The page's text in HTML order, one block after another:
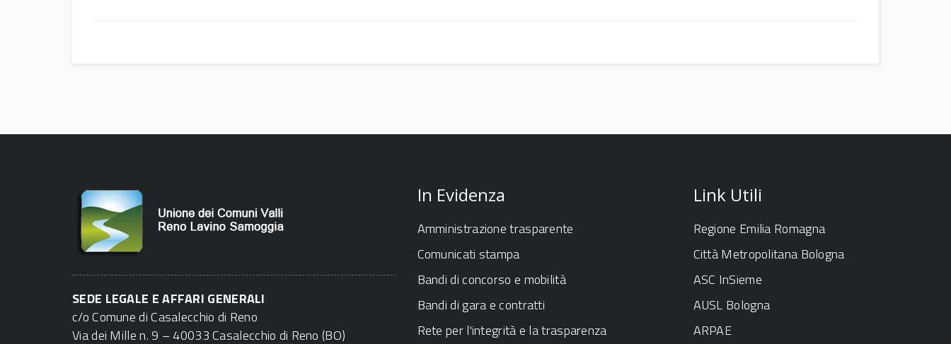
SEDE LEGALE E AFFARI GENERALI
c/o Comune di Casalecchio di Reno
Via dei Mille n. 9 – 40033 Casalecchio di Reno (BO)
In Evidenza
Amministrazione trasparente
Comunicati stampa
Bandi di concorso e mobilità
Bandi di gara e contratti
Rete per l'integrità e la trasparenza
Link Utili
Regione Emilia Romagna
Città Metropolitana Bologna
ASC InSieme
AUSL Bologna
ARPAE